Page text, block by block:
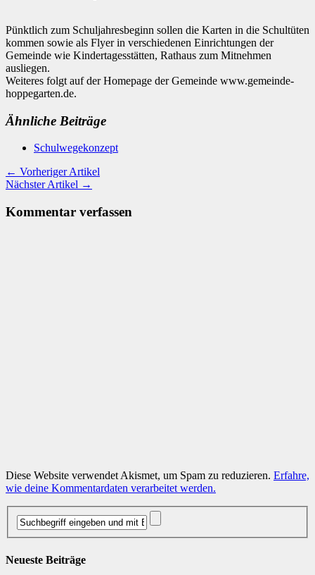
Pünktlich zum Schuljahresbeginn sollen die Karten in die Schultüten
kommen sowie als Flyer in verschiedenen Einrichtungen der
Gemeinde wie Kindertagesstätten, Rathaus zum Mitnehmen
ausliegen.
Weiteres folgt auf der Homepage der Gemeinde www.gemeinde-
hoppegarten.de.
Ähnliche Beiträge
Schulwegekonzept
← Vorheriger Artikel
Nächster Artikel →
Kommentar verfassen
Diese Website verwendet Akismet, um Spam zu reduzieren. Erfahre,
wie deine Kommentardaten verarbeitet werden.
Neueste Beiträge